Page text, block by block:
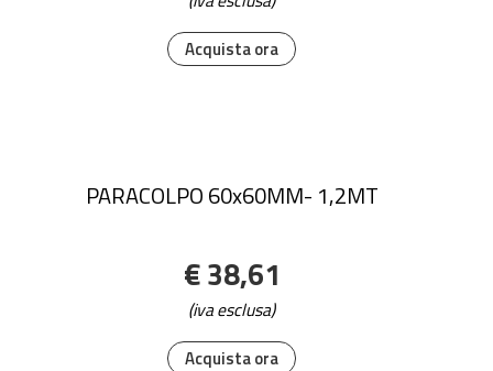
Acquista ora
Acquista ora
PARACOLPO 60x60MM- 1,2MT
€ 38,61
(iva esclusa)